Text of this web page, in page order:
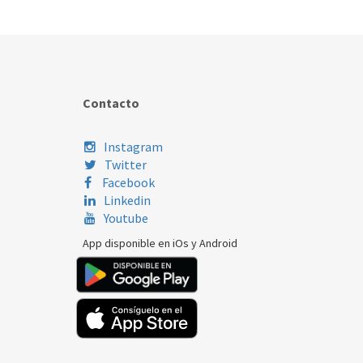
Contacto
Instagram
Twitter
Facebook
Linkedin
Youtube
App disponible en iOs y Android